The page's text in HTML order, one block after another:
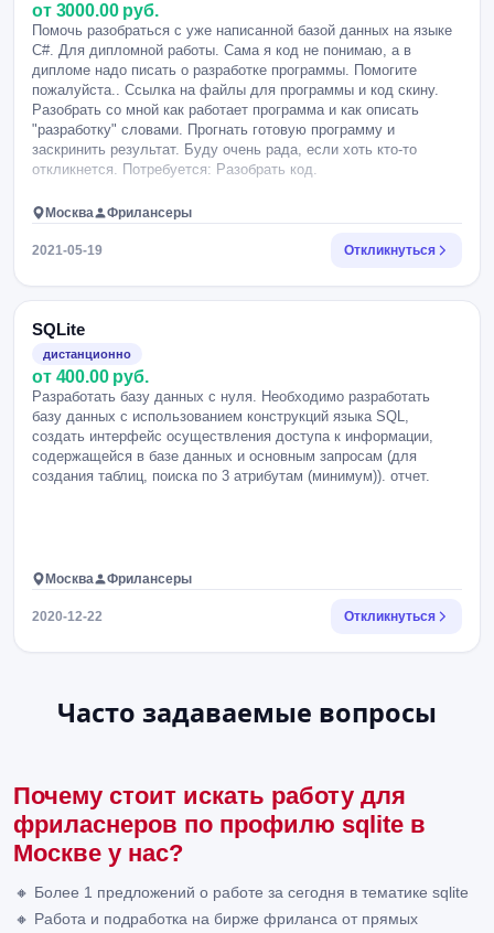
от 3000.00 руб.
Помочь разобраться с уже написанной базой данных на языке
С#. Для дипломной работы. Сама я код не понимаю, а в
дипломе надо писать о разработке программы. Помогите
пожалуйста.. Ссылка на файлы для программы и код скину.
Разобрать со мной как работает программа и как описать
"разработку" словами. Прогнать готовую программу и
заскринить результат. Буду очень рада, если хоть кто-то
откликнется. Потребуется: Разобрать код.
Москва Фрилансеры
2021-05-19 Откликнуться
SQLite
дистанционно
от 400.00 руб.
Разработать базу данных с нуля. Необходимо разработать
базу данных с использованием конструкций языка SQL,
создать интерфейс осуществления доступа к информации,
содержащейся в базе данных и основным запросам (для
создания таблиц, поиска по 3 атрибутам (минимум)). отчет.
Москва Фрилансеры
2020-12-22 Откликнуться
Часто задаваемые вопросы
Почему стоит искать работу для
фриласнеров по профилю sqlite в
Москве у нас?
🔸 Более 1 предложений о работе за сегодня в тематике sqlite
🔸 Работа и подработка на бирже фриланса от прямых